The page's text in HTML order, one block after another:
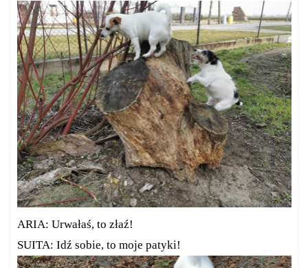
ARIA: Urwałaś, to złaź!
SUITA: Idź sobie, to moje patyki!